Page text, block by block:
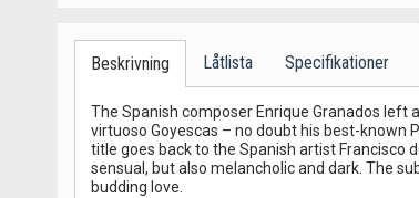
Beskrivning Låtlista Specifikationer
The Spanish composer Enrique Granados left
virtuoso Goyescas – no doubt his best-known
title goes back to the Spanish artist Francisco
sensual, but also melancholic and dark. The
budding love.